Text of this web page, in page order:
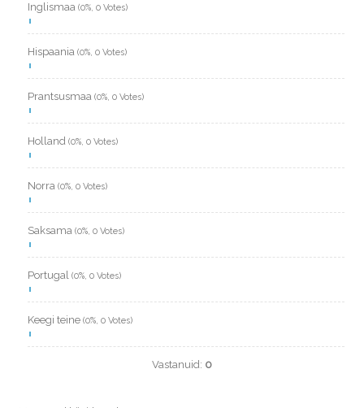
Inglismaa (0%, 0 Votes)
Hispaania (0%, 0 Votes)
Prantsusmaa (0%, 0 Votes)
Holland (0%, 0 Votes)
Norra (0%, 0 Votes)
Saksama (0%, 0 Votes)
Portugal (0%, 0 Votes)
Keegi teine (0%, 0 Votes)
Vastanuid: 0